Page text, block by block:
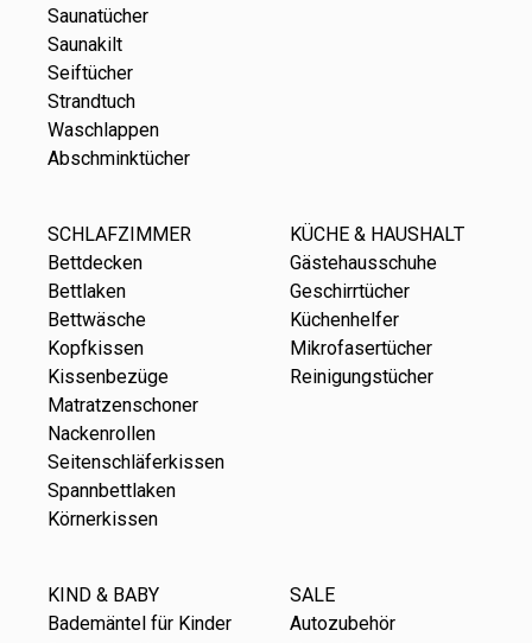
Saunatücher
Saunakilt
Seiftücher
Strandtuch
Waschlappen
Abschminktücher
SCHLAFZIMMER
Bettdecken
Bettlaken
Bettwäsche
Kopfkissen
Kissenbezüge
Matratzenschoner
Nackenrollen
Seitenschläferkissen
Spannbettlaken
Körnerkissen
KÜCHE & HAUSHALT
Gästehausschuhe
Geschirrtücher
Küchenhelfer
Mikrofasertücher
Reinigungstücher
KIND & BABY
Bademäntel für Kinder
SALE
Autozubehör